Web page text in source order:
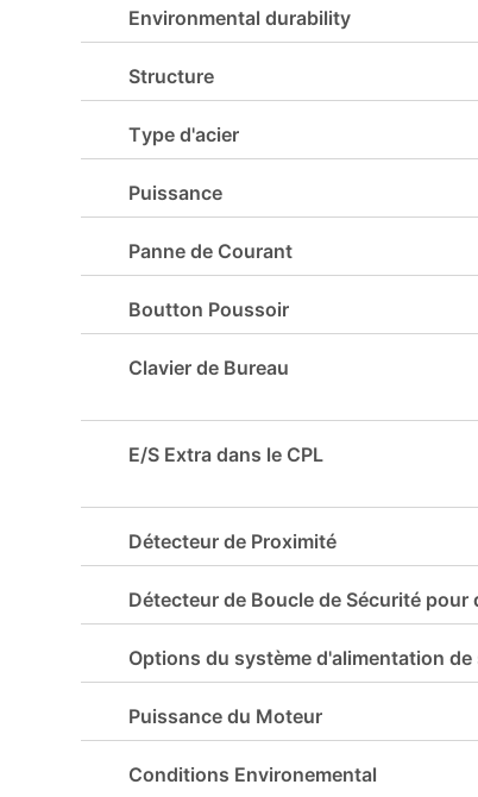
Environmental durability
Structure
Type d'acier
Puissance
Panne de Courant
Boutton Poussoir
Clavier de Bureau
E/S Extra dans le CPL
Détecteur de Proximité
Détecteur de Boucle de Sécurité pour
Options du système d'alimentation de
Puissance du Moteur
Conditions Environemental